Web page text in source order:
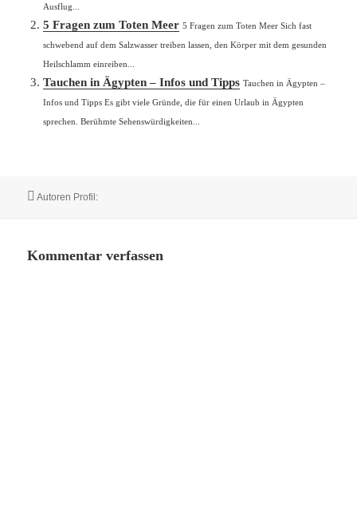
Ausflug...
5 Fragen zum Toten Meer 5 Fragen zum Toten Meer Sich fast
schwebend auf dem Salzwasser treiben lassen, den Körper mit dem gesunden
Heilschlamm einreiben...
Tauchen in Ägypten – Infos und Tipps Tauchen in Ägypten –
Infos und Tipps Es gibt viele Gründe, die für einen Urlaub in Ägypten
sprechen. Berühmte Sehenswürdigkeiten...
Autor
Autoren Profil:
Kommentar verfassen